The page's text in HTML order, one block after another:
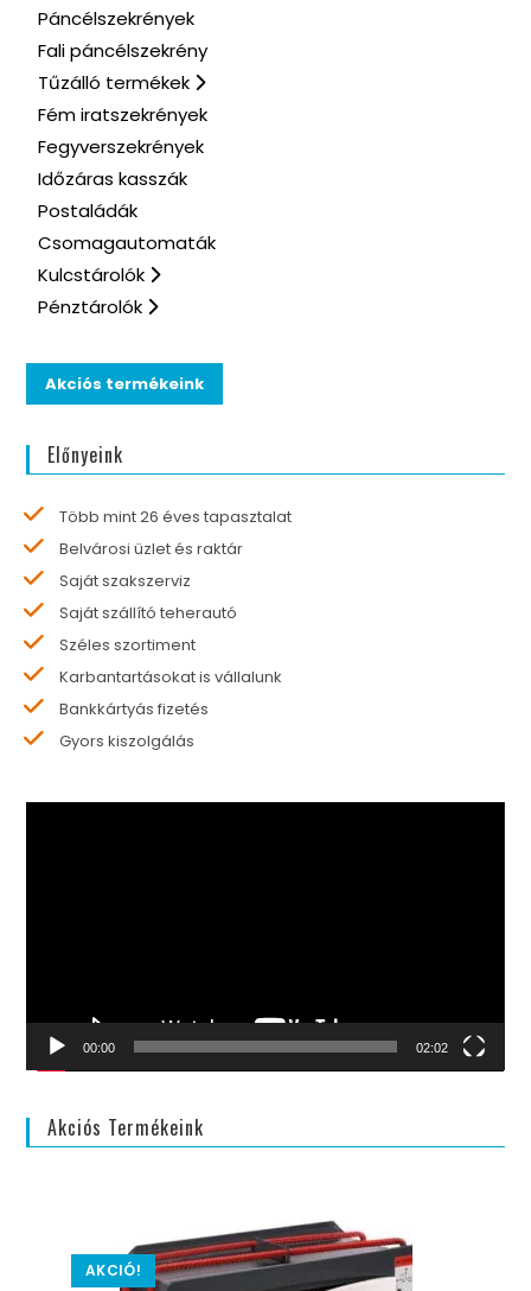
Páncélszekrények
Fali páncélszekrény
Tűzálló termékek
Fém iratszekrények
Fegyverszekrények
Időzáras kasszák
Postaládák
Csomagautomaták
Kulcstárolók
Pénztárolók
Akciós termékeink
Előnyeink
Több mint 26 éves tapasztalat
Belvárosi üzlet és raktár
Saját szakszerviz
Saját szállító teherautó
Széles szortiment
Karbantartásokat is vállalunk
Bankkártyás fizetés
Gyors kiszolgálás
00:00 02:02
Akciós Termékeink
AKCIÓ!